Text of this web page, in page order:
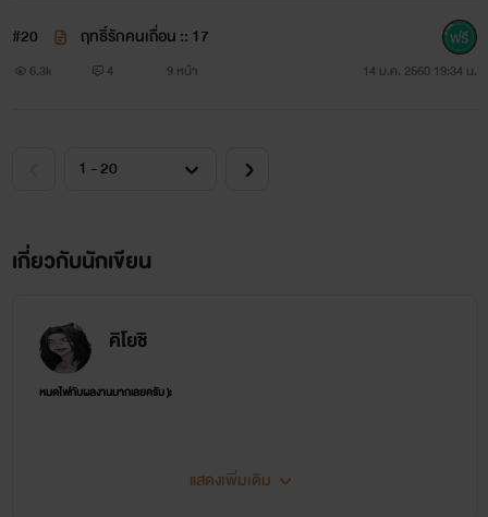
วัย 27 ปี ชายหนุ่มลูกครึ่งอิตาลี-อังกฤษ
#20 ฤทธิ์รักคนเถื่อน :: 17
6.3k 4 9 หน้า 14 ม.ค. 2560 19:34 น.
เกี่ยวกับนักเขียน
คิโยชิ
หมดไฟกับผลงานมากเลยครับ ):
แสดงเพิ่มเติม